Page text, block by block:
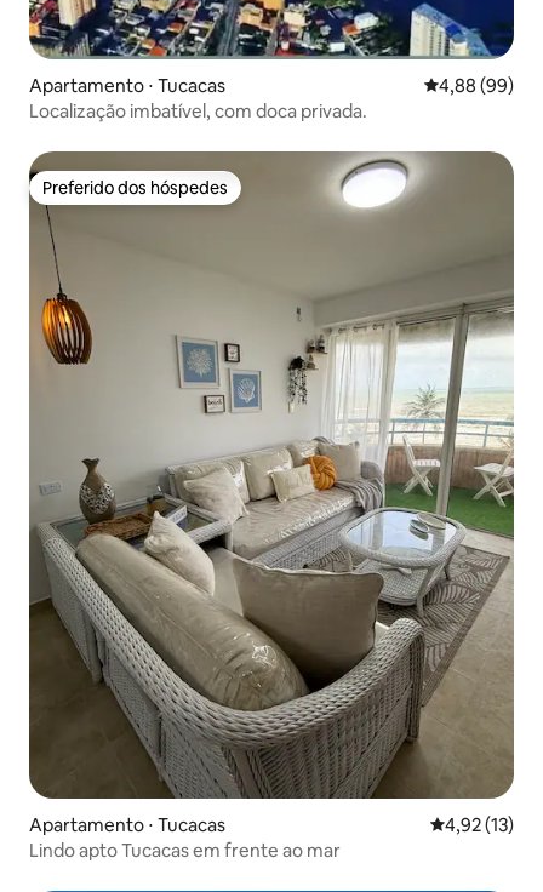
Apartamento ⋅ Tucacas 4,88 de uma
4,88 (99)
Localização imbatível, com doca privada.
Preferido dos hóspedes
Preferido dos hóspedes
Apartamento ⋅ Tucacas 4,92 de uma
4,92 (13)
Lindo apto Tucacas em frente ao mar